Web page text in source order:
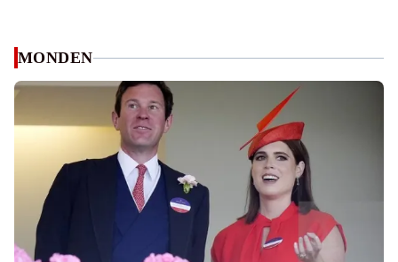
MONDEN